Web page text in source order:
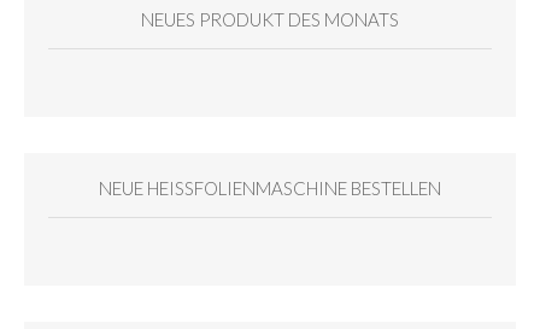
NEUES PRODUKT DES MONATS
NEUE HEISSFOLIENMASCHINE BESTELLEN